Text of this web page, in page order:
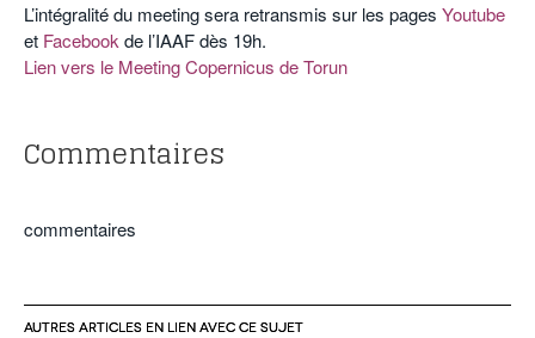
L’intégralité du meeting sera retransmis sur les pages Youtube
et Facebookde l’IAAF dès 19h.
Lien vers le Meeting Copernicus de Torun
Commentaires
commentaires
AUTRES ARTICLES EN LIEN AVEC CE SUJET